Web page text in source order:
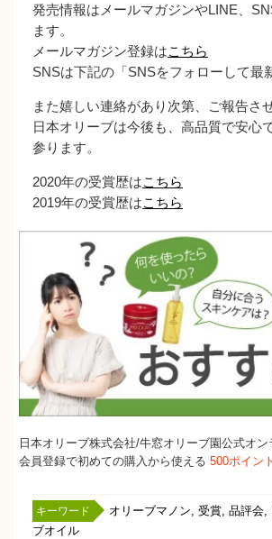
発売情報はメールマガジンやLINE、
ます。
メールマガジン登録はこちら
SNSは下記の「SNSをフォローして最
また嬉しい連絡があり次第、ご報告さ
日本オリーブは今後も、高品質で安心
参ります。
2020年の受賞歴はこちら
2019年の受賞歴はこちら
日本オリーブ株式会社/牛窓オリーブ園公式オ
会員登録で初めての購入から使える 500ポイン
オリーブマノン 受賞 品評会
ブオイル